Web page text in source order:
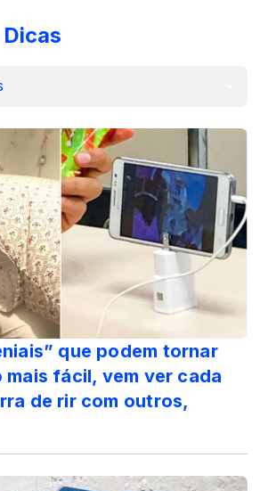
que podem tornar
mais fácil, vem ver cada
de rir com outros,